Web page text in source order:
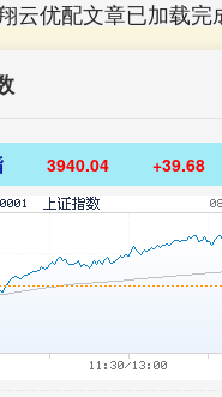
云优配文章已加载完
3940.04 +39.68